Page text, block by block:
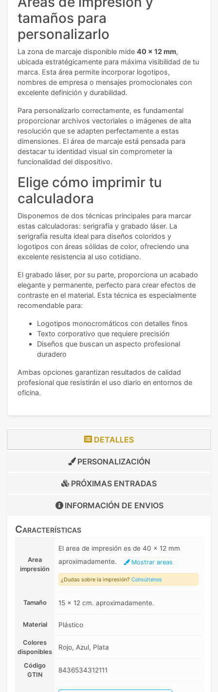
tamaños para
personalizarlo
La zona de marcaje disponible mide 40 x 12 mm,
ubicada estratégicamente para máxima visibilidad de tu
marca. Esta área permite incorporar logotipos,
nombres de empresa o mensajes promocionales con
excelente definición y durabilidad.
Para personalizarlo correctamente, es fundamental
proporcionar archivos vectoriales o imágenes de alta
resolución que se adapten perfectamente a estas
dimensiones. El área de marcaje está pensada para
destacar tu identidad visual sin comprometer la
funcionalidad del dispositivo.
Elige cómo imprimir tu
calculadora
Disponemos de dos técnicas principales para marcar
estas calculadoras: serigrafía y grabado láser. La
serigrafía resulta ideal para diseños coloridos y
logotipos con áreas sólidas de color, ofreciendo una
excelente resistencia al uso cotidiano.
El grabado láser, por su parte, proporciona un acabado
elegante y permanente, perfecto para crear efectos de
contraste en el material. Esta técnica es especialmente
recomendable para:
Logotipos monocromáticos con detalles finos
Texto corporativo que requiere precisión
Diseños que buscan un aspecto profesional
duradero
Ambas opciones garantizan resultados de calidad
profesional que resistirán el uso diario en entornos de
oficina.
DETALLES
PERSONALIZACIÓN
PRÓXIMAS ENTRADAS
INFORMACIÓN DE ENVIOS
Características
Area
impresión
El area de impresión es de 40 x 12 mm
aproximadamente.
Mostrar areas
¿Dudas sobre la impresión? Consúltenos
Tamaño 15 x 12 cm. aproximadamente.
Material Plástico
Colores
disponibles
Rojo, Azul, Plata
Código
GTIN
8436534312111